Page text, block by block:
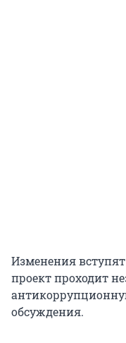
Изменения вступят
проект проходит
обсуждения.